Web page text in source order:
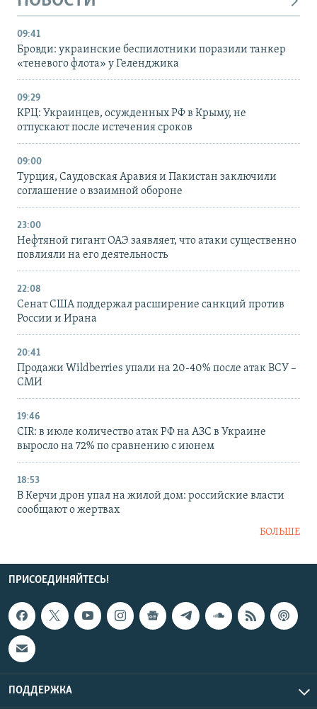
09:41
Бровди: украинские беспилотники поразили танкер
«теневого флота» у Геленджика
09:29
КРЦ: Украинцев, осужденных РФ в Крыму, не
отпускают после истечения сроков
09:00
Турция, Саудовская Аравия и Пакистан заключили
соглашение о взаимной обороне
23:00
Нефтяной гигант ОАЭ заявляет, что атаки существенно
повлияли на его деятельность
22:08
Сенат США поддержал расширение санкций против
России и Ирана
20:41
Продажи Wildberries упали на 20-40% после атак ВСУ –
СМИ
19:46
CIR: в июле количество атак РФ на АЗС в Украине
выросло на 72% по сравнению с июнем
18:53
В Керчи дрон упал на жилой дом: российские власти
сообщают о жертвах
БОЛЬШЕ
ПРИСОЕДИНЯЙТЕСЬ!
ПОДДЕРЖКА